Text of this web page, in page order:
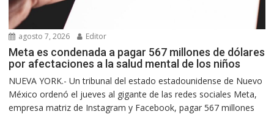
agosto 7, 2026 Editor
Meta es condenada a pagar 567 millones de dólares
por afectaciones a la salud mental de los niños
NUEVA YORK.- Un tribunal del estado estadounidense de Nuevo
México ordenó el jueves al gigante de las redes sociales Meta,
empresa matriz de Instagram y Facebook, pagar 567 millones